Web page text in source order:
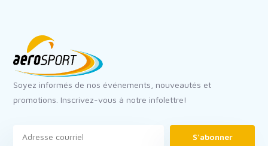
Soyez informés de nos événements, nouveautés et
promotions. Inscrivez-vous à notre infolettre!
S'abonner